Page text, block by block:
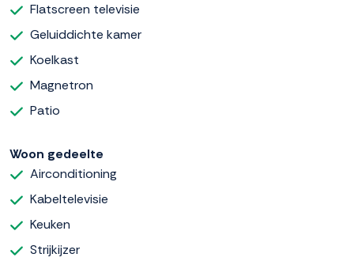
Flatscreen televisie
Geluiddichte kamer
Koelkast
Magnetron
Patio
Woon gedeelte
Airconditioning
Kabeltelevisie
Keuken
Strijkijzer